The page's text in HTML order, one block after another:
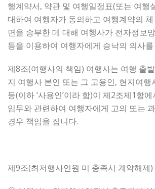
행계약서, 약관 및 여행일정표(또는 여행
대하여 여행자가 동의하고 여행계약의
면을 송부한 데 대해 여행사가 전자정보
등을 이용하여 여행자에게 승낙의 의사
제8조(여행사의 책임) 여행사는 여행 출
지 여행사 본인 또는 그 고용인, 현지여행
등(이하 ‘사용인’이라 함)이 제2조제1항
임무와 관련하여 여행자에게 고의 또는
경우 책임을 집니다.
제9조(최저행사인원 미 충족시 계약해제)